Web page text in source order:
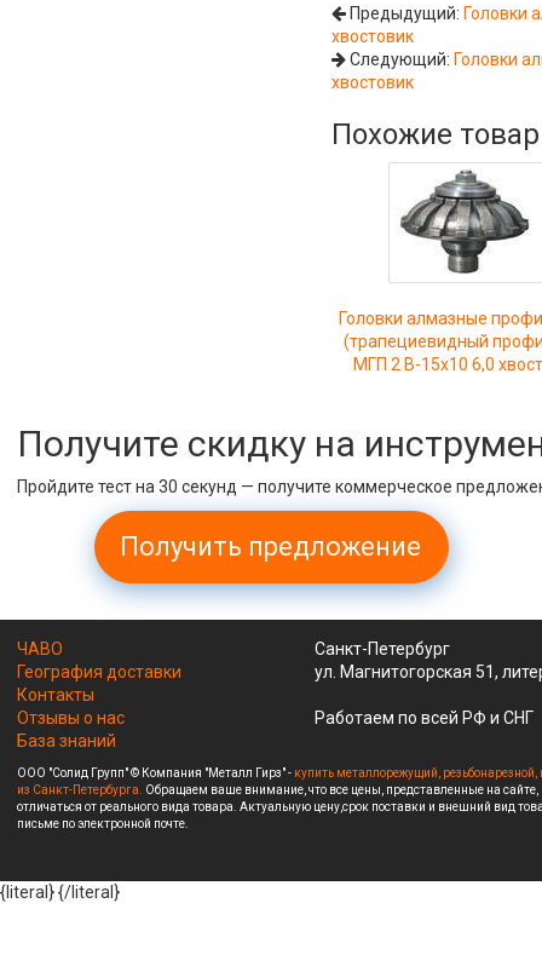
Предыдущий: Головки
хвостовик
Следующий: Головки
хвостовик
Похожие
Головки алмазные
(трапециевидный
МГП 2 В-15х10 6,0
Получите скидку на
Пройдите тест на 30 секунд — получите коммерческое
Получить предложение
ЧАВО
География доставки
Контакты
Отзывы о нас
База знаний
Санкт-Петербург
ул. Магнитогорская 51,
Работаем по всей РФ и СНГ
ООО "Солид Групп" © Компания "Металл Гирз" - купить металлорежущий,
из Санкт-Петербурга. Обращаем ваше внимание, что все цены, представленные на
отличаться от реального вида товара. Актуальную цену,срок поставки и внешний вид
письме по электронной почте.
{literal}{/literal}